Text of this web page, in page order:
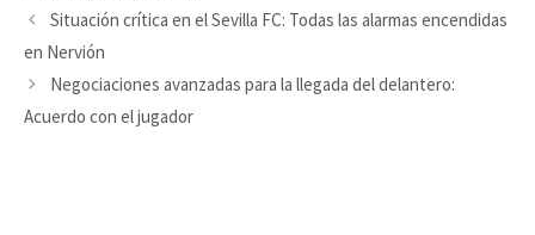
Situación crítica en el Sevilla FC: Todas las alarmas encendidas
en Nervión
Negociaciones avanzadas para la llegada del delantero:
Acuerdo con el jugador